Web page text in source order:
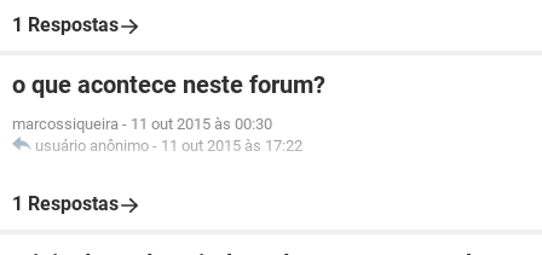
1 Respostas
o que acontece neste forum?
marcossiqueira - 11 out 2015 às 00:30
usuário anônimo - 11 out 2015 às 17:22
1 Respostas